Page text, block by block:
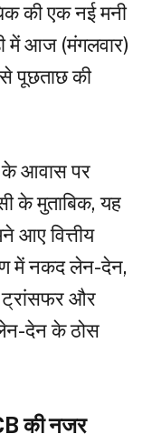
की एक नई मनी
में आज (मंगलवार)
से पूछताछ की
के आवास पर
के मुताबिक, यह
आए वित्तीय
में नकद लेन-देन,
ट्रांसफर और
देन के ठोस
की नजर